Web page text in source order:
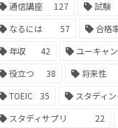
通信講座
127 試験
なるには
57 合格
年収
42 ユーキャン
役立つ
38 将来性
TOEIC
35 スタディ
スタディサプリ
22